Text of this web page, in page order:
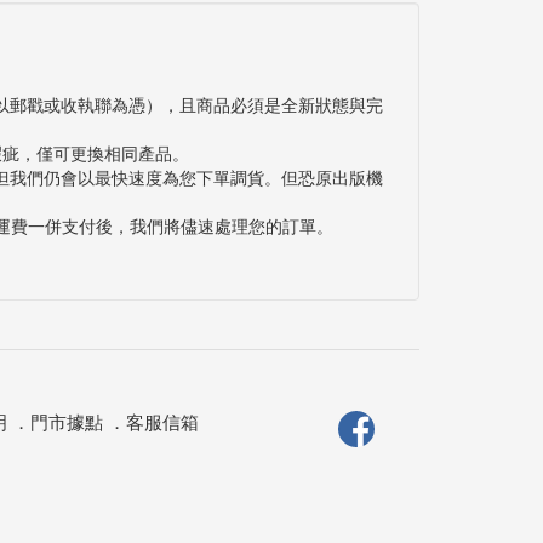
戳或收執聯為憑），且商品必須是全新狀態與完
，僅可更換相同產品。
們仍會以最快速度為您下單調貨。但恐原出版機
一併支付後，我們將儘速處理您的訂單。
． 門市據點． 客服信箱